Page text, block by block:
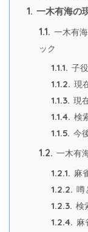
1. 一木有海の
1.1. 一木有
ック
1.1.1. 子
1.1.2. 現
1.1.3. 現
1.1.4. 検
1.1.5. 今
1.2. 一木有
1.2.1. 麻
1.2.2. 噂
1.2.3. 検
1.2.4. 麻